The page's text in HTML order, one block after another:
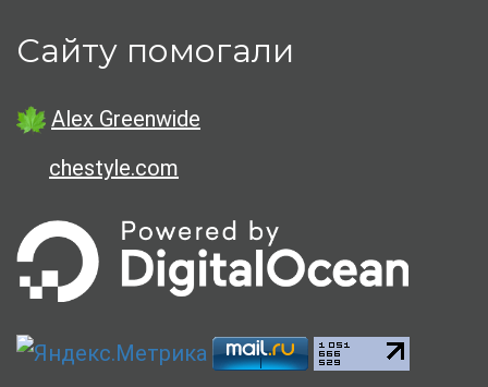
Сайту помогали
Alex Greenwide
chestyle.com